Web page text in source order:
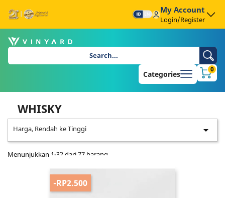
My Account
Login/Register
Categories
0
WHISKY
Harga, Rendah ke Tinggi 
Menunjukkan 1-32 dari 77 barang
-RP2.500